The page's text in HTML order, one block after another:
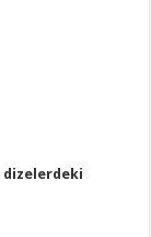
dizelerdeki